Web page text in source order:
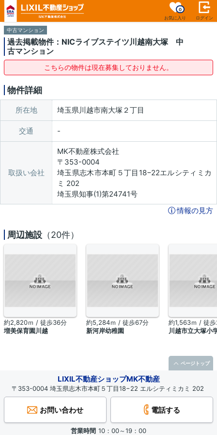
お気に入り
0
ログイン
中古マンション
過去掲載物件：NICライブステイツ川越南大塚 中
古マンション
こちらの物件は現在募集しておりません。
物件詳細
所在地 埼玉県川越市南大塚２丁目
交通
取扱い会社
MK不動産株式会社
〒353-0004
埼玉県志木市本町５丁目18−22エルシティミカ
ミ 202
埼玉県知事(1)第24741号
情報の見方
周辺施設 （20件）
約2,820ｍ / 徒歩36分
増美保育園川越
約5,284ｍ / 徒歩67分
新河岸幼稚園
約1,563ｍ / 徒
川越市立大塚小
LIXIL不動産ショップMK不動産
〒353-0004 埼玉県志木市本町５丁目18−22 エルシティミカミ 202
お問い合わせ 電話する
営業時間 10：00～19：00
ページトップ